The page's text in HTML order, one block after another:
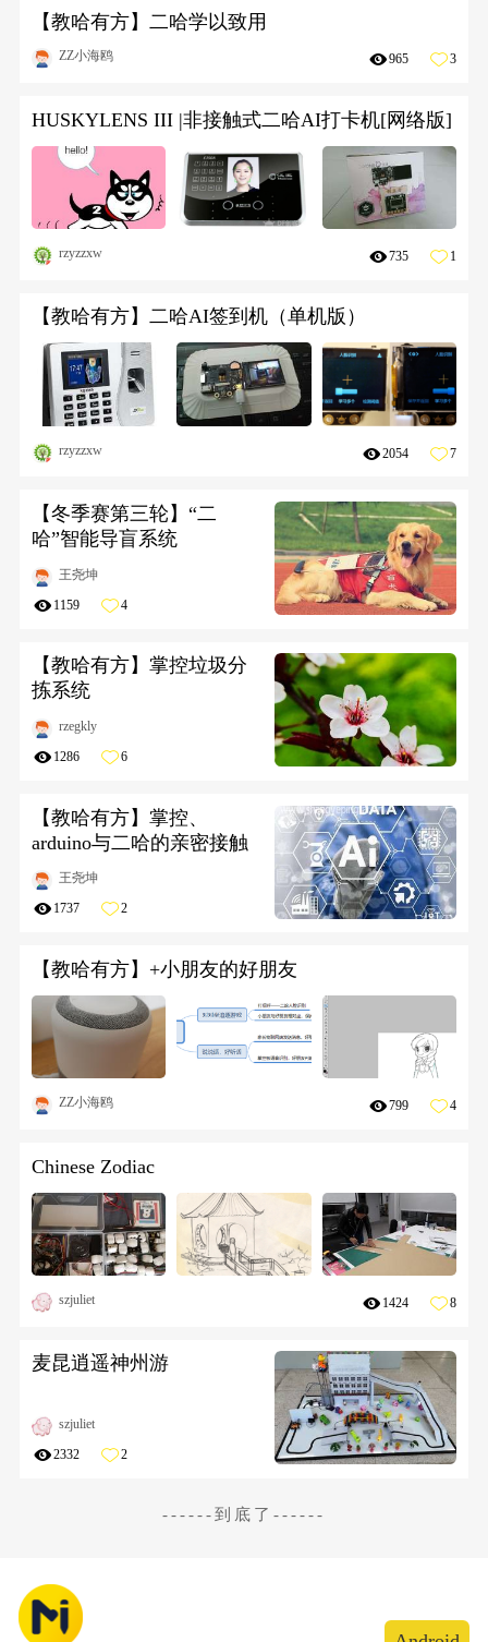
【教哈有方】二哈学以致用
ZZ小海鸥 965 3
HUSKYLENS III |非接触式二哈AI打卡机[网络版]
rzyzzxw 735 1
【教哈有方】二哈AI签到机（单机版）
rzyzzxw 2054 7
【冬季赛第三轮】“二
哈”智能导盲系统
王尧坤
1159 4
【教哈有方】掌控垃圾分
拣系统
rzegkly
1286 6
【教哈有方】掌控、
arduino与二哈的亲密接触
王尧坤
1737 2
【教哈有方】+小朋友的好朋友
ZZ小海鸥 799 4
Chinese Zodiac
szjuliet 1424 8
麦昆逍遥神州游
szjuliet
2332 2
------到底了------